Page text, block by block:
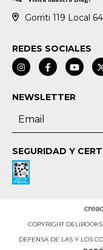
Gorriti 119 Local
REDES SOCIALES
NEWSLETTER
SEGURIDAD Y
COPYRIGHT
DEFENSA DE LAS Y LOS